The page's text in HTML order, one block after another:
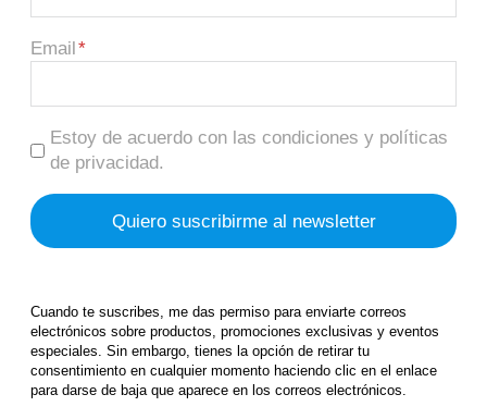
Email
Estoy de acuerdo con las condiciones y políticas
de privacidad.
Cuando te suscribes, me das permiso para enviarte correos
electrónicos sobre productos, promociones exclusivas y eventos
especiales. Sin embargo, tienes la opción de retirar tu
consentimiento en cualquier momento haciendo clic en el enlace
para darse de baja que aparece en los correos electrónicos.